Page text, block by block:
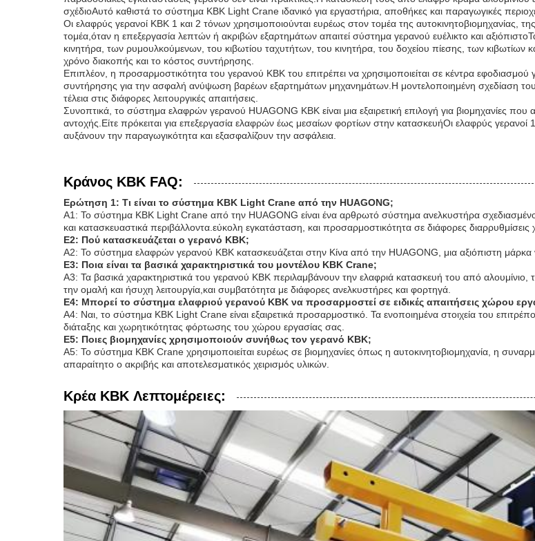
σχέδιοΑυτό καθιστά το σύστημα KBK Light Crane ιδανικό για εργαστήρια, αποθήκες και παραγωγικές
Οι ελαφρύς γερανοί KBK 1 και 2 τόνων χρησιμοποιούνται ευρέως στον τομέα της αυτοκινητοβιομηχανίας,
τομέα,όταν η επεξεργασία λεπτών ή ακριβών εξαρτημάτων απαιτεί σύστημα γερανού ευέλικτο και
κινητήρα, των ρυμουλκούμενων, του κιβωτίου ταχυτήτων, του κινητήρα, του δοχείου πίεσης, των κιβωτίων
χρόνο διακοπής και το κόστος συντήρησης.
Επιπλέον, η προσαρμοστικότητα του γερανού KBK του επιτρέπει να χρησιμοποιείται σε κέντρα
συντήρησης για την ασφαλή ανύψωση βαρέων εξαρτημάτων μηχανημάτων.Η μοντελοποιημένη σχεδίαση του
τέλεια στις διάφορες λειτουργικές απαιτήσεις.
Συνοπτικά, το σύστημα ελαφρών γερανού HUAGONG KBK είναι μια εξαιρετική επιλογή για βιομηχανίες
αντοχής.Είτε πρόκειται για επεξεργασία ελαφρών έως μεσαίων φορτίων στην κατασκευήΟι ελαφρύς γερανοί
αυξάνουν την παραγωγικότητα και εξασφαλίζουν την ασφάλεια.
Κράνος KBK FAQ:
Ερώτηση 1: Τι είναι το σύστημα KBK Light Crane από την HUAGONG;
Α1: Το σύστημα KBK Light Crane από την HUAGONG είναι ένα αρθρωτό σύστημα ανελκυστήρα
και κατασκευαστικά περιβάλλοντα.εύκολη εγκατάσταση, και προσαρμοστικότητα σε διάφορες διαρρυθμίσεις
Ε2: Πού κατασκευάζεται ο γερανό KBK;
Α2: Το σύστημα ελαφρών γερανού KBK κατασκευάζεται στην Κίνα από την HUAGONG, μια αξιόπιστη μάρκα
Ε3: Ποια είναι τα βασικά χαρακτηριστικά του μοντέλου KBK Crane;
Α3: Τα βασικά χαρακτηριστικά του γερανού KBK περιλαμβάνουν την ελαφριά κατασκευή του από
την ομαλή και ήσυχη λειτουργία,και συμβατότητα με διάφορες ανελκυστήρες και φορτηγά.
Ε4: Μπορεί το σύστημα ελαφριού γερανού KBK να προσαρμοστεί σε ειδικές απαιτήσεις χώρου
Α4: Ναι, το σύστημα KBK Light Crane είναι εξαιρετικά προσαρμοστικό. Τα ενοποιημένα στοιχεία του
διάταξης και χωρητικότητας φόρτωσης του χώρου εργασίας σας.
Ε5: Ποιες βιομηχανίες χρησιμοποιούν συνήθως τον γερανό KBK;
Α5: Το σύστημα KBK Crane χρησιμοποιείται ευρέως σε βιομηχανίες όπως η αυτοκινητοβιομηχανία, η
απαραίτητο ο ακριβής και αποτελεσματικός χειρισμός υλικών.
Κρέα KBK Λεπτομέρειες: